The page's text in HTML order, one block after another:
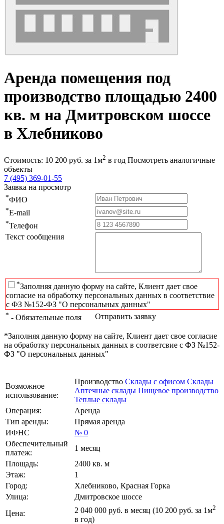
Аренда помещения под
производство площадью 2400
кв. м на Дмитровском шоссе
в Хлебниково
Стоимость: 10 200 руб. за 1м2 в год Посмотреть аналогичные
объекты
7 (495) 369-01-55
Заявка на просмотр
*ФИО
*E-mail
*Телефон
Текст сообщения
*Заполняя данную форму на сайте, Клиент дает свое
согласие на обработку персональных данных в соответствие
с ФЗ №152-ФЗ "О персональных данных"
* - Обязательные поля Отправить заявку
*Заполняя данную форму на сайте, Клиент дает свое согласие
на обработку персональных данных в соответсвие с ФЗ №152-
ФЗ "О персональных данных"
Возможное
использование:
Производство Склады с офисом Склады
Аптечные склады Пищевое производство
Теплые склады
Операция:
Аренда
Тип аренды:
Прямая аренда
ИФНС
№ 0
Обеспечительный
платеж:
1 месяц
Площадь:
2400 кв. м
Этаж:
1
Город:
Хлебниково, Красная Горка
Улица:
Дмитровское шоссе
Цена:
2 040 000 руб. в месяц (10 200 руб. за 1м2
в год)